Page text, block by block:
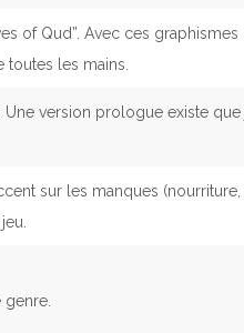
of Qud”. Avec ces graphismes
toutes les mains.
version prologue existe que
sur les manques (nourriture,